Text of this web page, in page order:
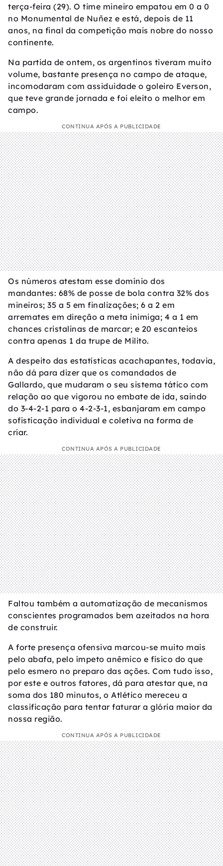
terça-feira (29). O time mineiro empatou em 0 a 0
no Monumental de Nuñez e está, depois de 11
anos, na final da competição mais nobre do nosso
continente.
Na partida de ontem, os argentinos tiveram muito
volume, bastante presença no campo de ataque,
incomodaram com assiduidade o goleiro Everson,
que teve grande jornada e foi eleito o melhor em
campo.
CONTINUA APÓS A PUBLICIDADE
Os números atestam esse domínio dos
mandantes: 68% de posse de bola contra 32% dos
mineiros; 35 a 5 em finalizações; 6 a 2 em
arremates em direção a meta inimiga; 4 a 1 em
chances cristalinas de marcar; e 20 escanteios
contra apenas 1 da trupe de Milito.
A despeito das estatísticas acachapantes, todavia,
não dá para dizer que os comandados de
Gallardo, que mudaram o seu sistema tático com
relação ao que vigorou no embate de ida, saindo
do 3-4-2-1 para o 4-2-3-1, esbanjaram em campo
sofisticação individual e coletiva na forma de
criar.
CONTINUA APÓS A PUBLICIDADE
Faltou também a automatização de mecanismos
conscientes programados bem azeitados na hora
de construir.
A forte presença ofensiva marcou-se muito mais
pelo abafa, pelo ímpeto anêmico e físico do que
pelo esmero no preparo das ações. Com tudo isso,
por este e outros fatores, dá para atestar que, na
soma dos 180 minutos, o Atlético mereceu a
classificação para tentar faturar a glória maior da
nossa região.
CONTINUA APÓS A PUBLICIDADE